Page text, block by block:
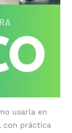
usarla en
con práctica